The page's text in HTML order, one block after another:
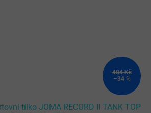
484 Kč
–34 %
tílko JOMA RECORD II TANK TOP